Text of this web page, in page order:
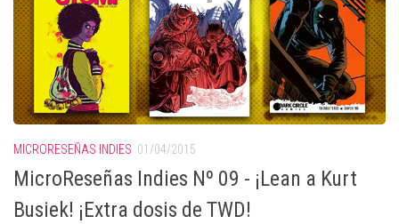
MICRORESEÑAS INDIES 01/04/2015
MicroReseñas Indies Nº 09 - ¡Lean a Kurt
Busiek! ¡Extra dosis de TWD!